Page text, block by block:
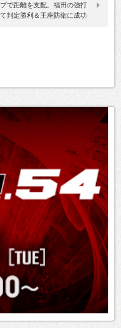
で距離を支配。福田の強打
判定勝利＆王座防衛に成功